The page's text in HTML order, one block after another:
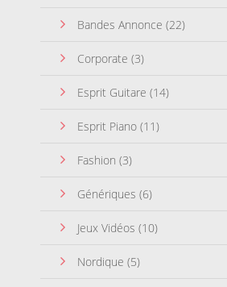
Bandes Annonce (22)
Corporate (3)
Esprit Guitare (14)
Esprit Piano (11)
Fashion (3)
Génériques (6)
Jeux Vidéos (10)
Nordique (5)